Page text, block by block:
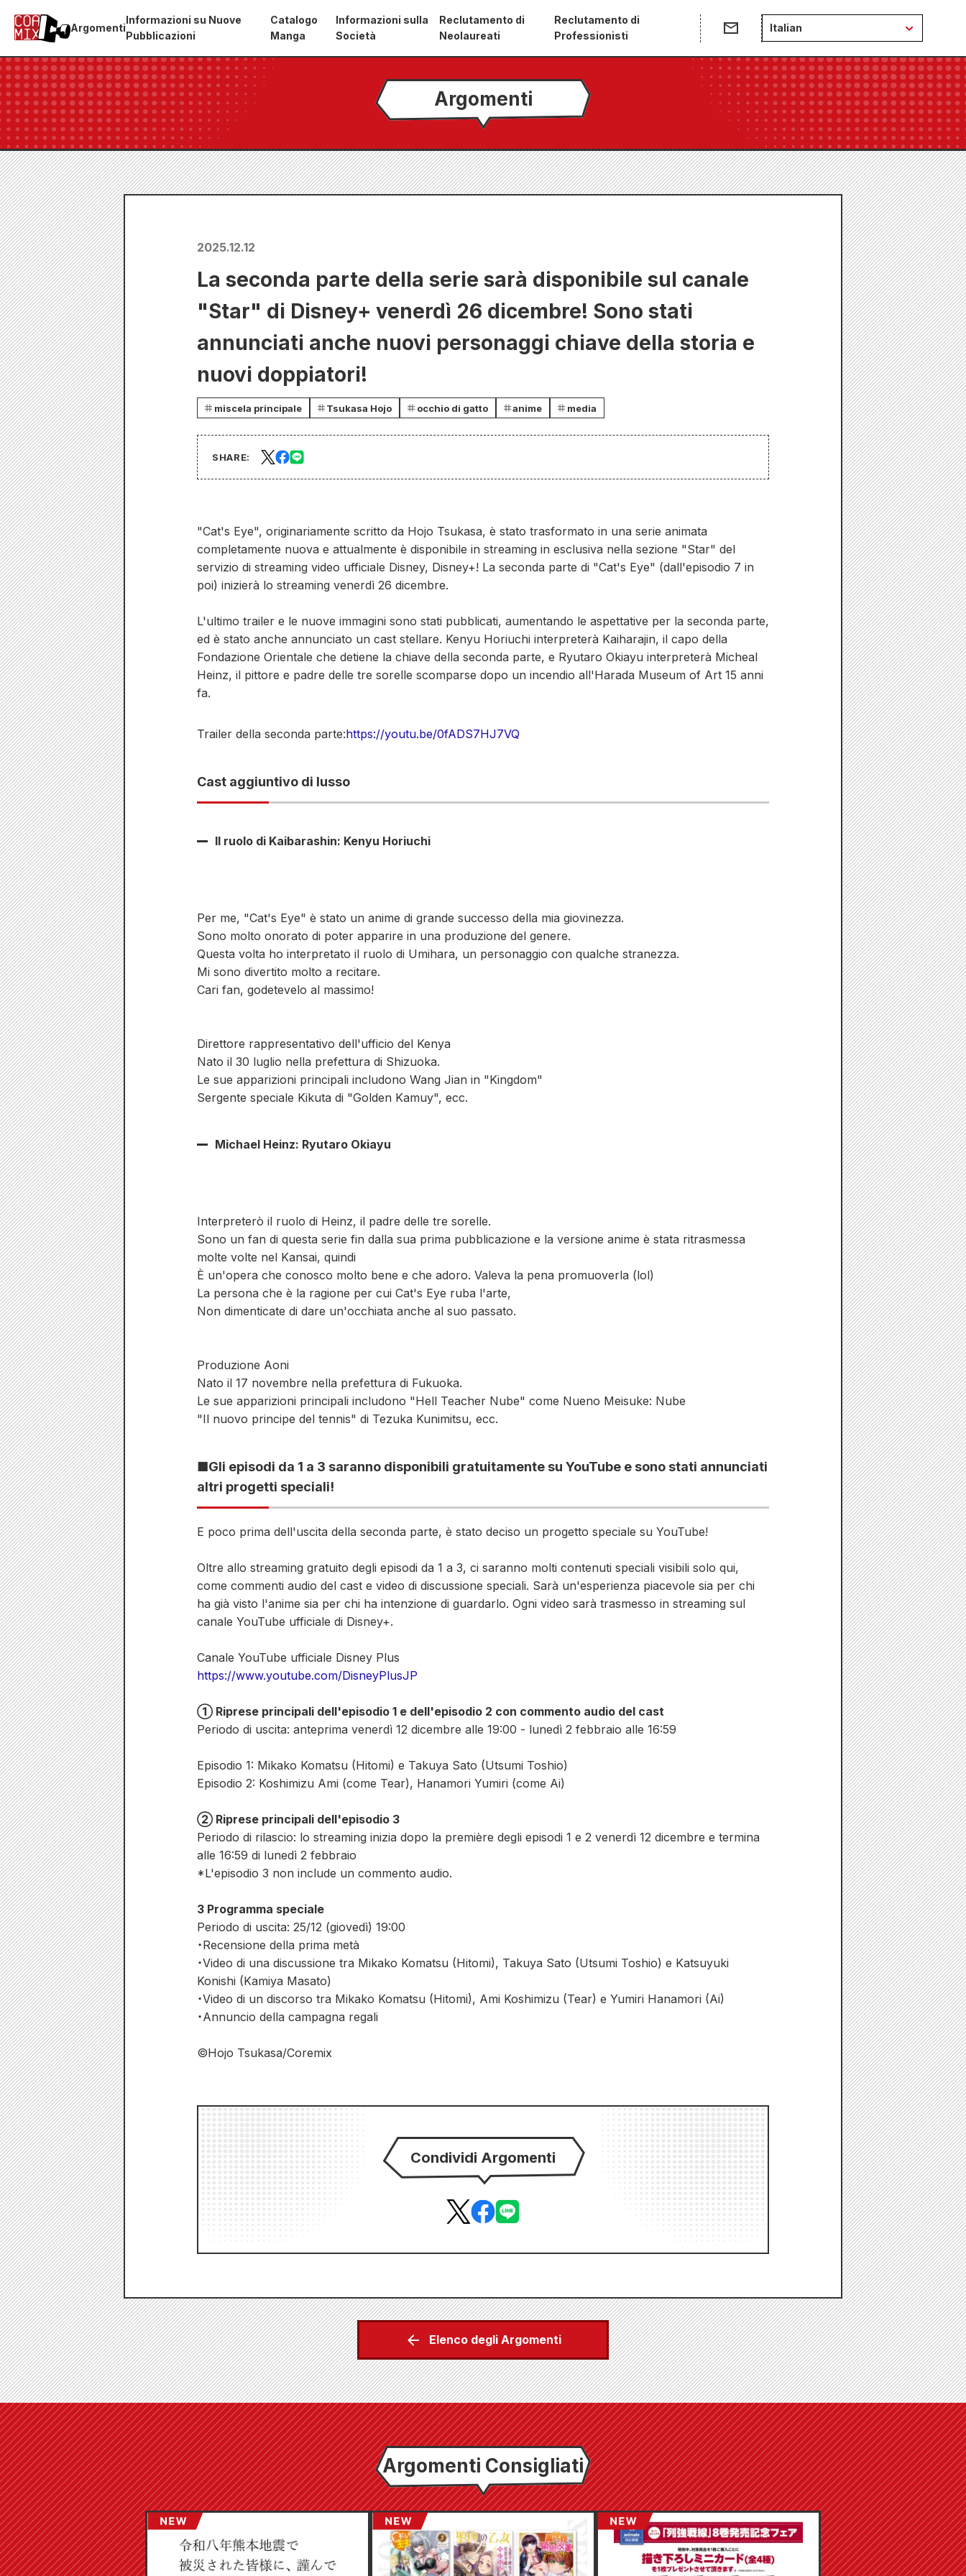
Argomenti
Informazioni su Nuove
Pubblicazioni
Catalogo
Manga
Informazioni sulla
Società
Reclutamento di
Neolaureati
Reclutamento di
Professionisti
Italian
Argomenti
2025.12.12
La seconda parte della serie sarà disponibile sul canale
"Star" di Disney+ venerdì 26 dicembre! Sono stati
annunciati anche nuovi personaggi chiave della storia e
nuovi doppiatori!
miscela principale Tsukasa Hojo occhio di gatto anime media
SHARE:
"Cat's Eye", originariamente scritto da Hojo Tsukasa, è stato trasformato in una serie animata
completamente nuova e attualmente è disponibile in streaming in esclusiva nella sezione "Star" del
servizio di streaming video ufficiale Disney, Disney+! La seconda parte di "Cat's Eye" (dall'episodio 7 in
poi) inizierà lo streaming venerdì 26 dicembre.
L'ultimo trailer e le nuove immagini sono stati pubblicati, aumentando le aspettative per la seconda parte,
ed è stato anche annunciato un cast stellare. Kenyu Horiuchi interpreterà Kaiharajin, il capo della
Fondazione Orientale che detiene la chiave della seconda parte, e Ryutaro Okiayu interpreterà Micheal
Heinz, il pittore e padre delle tre sorelle scomparse dopo un incendio all'Harada Museum of Art 15 anni
fa.
Trailer della seconda parte:https://youtu.be/0fADS7HJ7VQ
Cast aggiuntivo di lusso
Il ruolo di Kaibarashin: Kenyu Horiuchi
Per me, "Cat's Eye" è stato un anime di grande successo della mia giovinezza.
Sono molto onorato di poter apparire in una produzione del genere.
Questa volta ho interpretato il ruolo di Umihara, un personaggio con qualche stranezza.
Mi sono divertito molto a recitare.
Cari fan, godetevelo al massimo!
Direttore rappresentativo dell'ufficio del Kenya
Nato il 30 luglio nella prefettura di Shizuoka.
Le sue apparizioni principali includono Wang Jian in "Kingdom"
Sergente speciale Kikuta di "Golden Kamuy", ecc.
Michael Heinz: Ryutaro Okiayu
Interpreterò il ruolo di Heinz, il padre delle tre sorelle.
Sono un fan di questa serie fin dalla sua prima pubblicazione e la versione anime è stata ritrasmessa
molte volte nel Kansai, quindi
È un'opera che conosco molto bene e che adoro. Valeva la pena promuoverla (lol)
La persona che è la ragione per cui Cat's Eye ruba l'arte,
Non dimenticate di dare un'occhiata anche al suo passato.
Produzione Aoni
Nato il 17 novembre nella prefettura di Fukuoka.
Le sue apparizioni principali includono "Hell Teacher Nube" come Nueno Meisuke: Nube
"Il nuovo principe del tennis" di Tezuka Kunimitsu, ecc.
■Gli episodi da 1 a 3 saranno disponibili gratuitamente su YouTube e sono stati annunciati
altri progetti speciali!
E poco prima dell'uscita della seconda parte, è stato deciso un progetto speciale su YouTube!
Oltre allo streaming gratuito degli episodi da 1 a 3, ci saranno molti contenuti speciali visibili solo qui,
come commenti audio del cast e video di discussione speciali. Sarà un'esperienza piacevole sia per chi
ha già visto l'anime sia per chi ha intenzione di guardarlo. Ogni video sarà trasmesso in streaming sul
canale YouTube ufficiale di Disney+.
Canale YouTube ufficiale Disney Plus
https://www.youtube.com/DisneyPlusJP
① Riprese principali dell'episodio 1 e dell'episodio 2 con commento audio del cast
Periodo di uscita: anteprima venerdì 12 dicembre alle 19:00 - lunedì 2 febbraio alle 16:59
Episodio 1: Mikako Komatsu (Hitomi) e Takuya Sato (Utsumi Toshio)
Episodio 2: Koshimizu Ami (come Tear), Hanamori Yumiri (come Ai)
② Riprese principali dell'episodio 3
Periodo di rilascio: lo streaming inizia dopo la première degli episodi 1 e 2 venerdì 12 dicembre e termina
alle 16:59 di lunedì 2 febbraio
*L'episodio 3 non include un commento audio.
3 Programma speciale
Periodo di uscita: 25/12 (giovedì) 19:00
・Recensione della prima metà
・Video di una discussione tra Mikako Komatsu (Hitomi), Takuya Sato (Utsumi Toshio) e Katsuyuki
Konishi (Kamiya Masato)
・Video di un discorso tra Mikako Komatsu (Hitomi), Ami Koshimizu (Tear) e Yumiri Hanamori (Ai)
・Annuncio della campagna regali
©Hojo Tsukasa/Coremix
Condividi Argomenti
Elenco degli Argomenti
Argomenti Consigliati